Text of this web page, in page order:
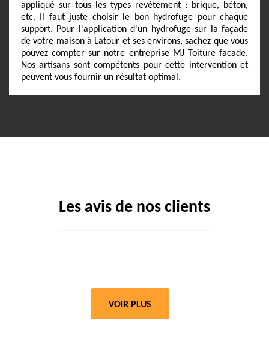
appliqué sur tous les types revêtement : brique, béton,
etc. Il faut juste choisir le bon hydrofuge pour chaque
support. Pour l'application d'un hydrofuge sur la façade
de votre maison à Latour et ses environs, sachez que vous
pouvez compter sur notre entreprise MJ Toiture facade.
Nos artisans sont compétents pour cette intervention et
peuvent vous fournir un résultat optimal.
Les avis de nos clients
VOIR PLUS